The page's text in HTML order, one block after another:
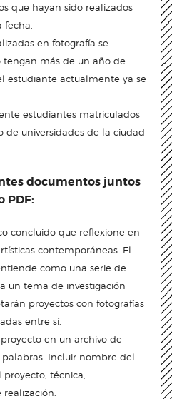
que hayan sido realizados
en fotografía se
más de un año de
estudiante actualmente ya se
estudiantes matriculados
de universidades de la ciudad
documentos juntos
PDF:
concluido que reflexione en
contemporáneas. El
como una serie de
un tema de investigación
proyectos con fotografías
entre sí.
en un archivo de
Incluir nombre del
técnica,